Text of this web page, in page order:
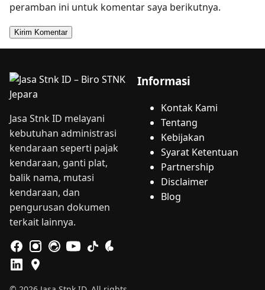
peramban ini untuk komentar saya berikutnya.
Jasa Stnk ID melayani
kebutuhan administrasi
kendaraan seperti pajak
kendaraan, ganti plat,
balik nama, mutasi
kendaraan, dan
pengurusan dokumen
terkait lainnya.
Informasi
Kontak Kami
Tentang
Kebijakan
Syarat Ketentuan
Partnership
Disclaimer
Blog